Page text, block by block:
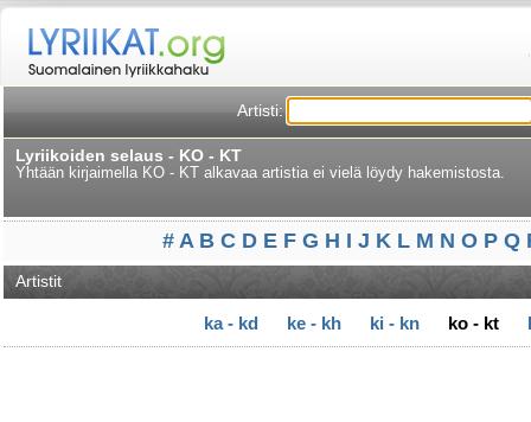
Artisti:
Lyriikoiden selaus - KO - KT
Yhtään kirjaimella KO - KT alkavaa artistia ei vielä löydy hakemistosta.
# A B C D E F G H I J K L M N O P Q
Artistit
ka - kd ke - kh ki - kn ko - kt